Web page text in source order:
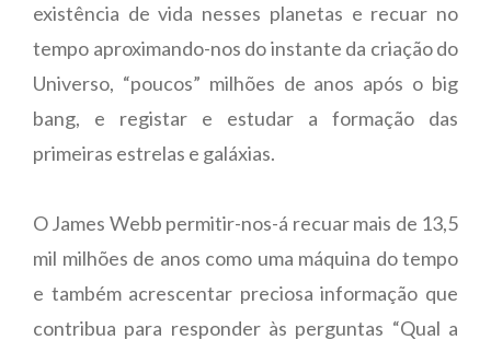
existência de vida nesses planetas e recuar no
tempo aproximando-nos do instante da criação do
Universo, “poucos” milhões de anos após o big
bang, e registar e estudar a formação das
primeiras estrelas e galáxias.
O James Webb permitir-nos-á recuar mais de 13,5
mil milhões de anos como uma máquina do tempo
e também acrescentar preciosa informação que
contribua para responder às perguntas “Qual a